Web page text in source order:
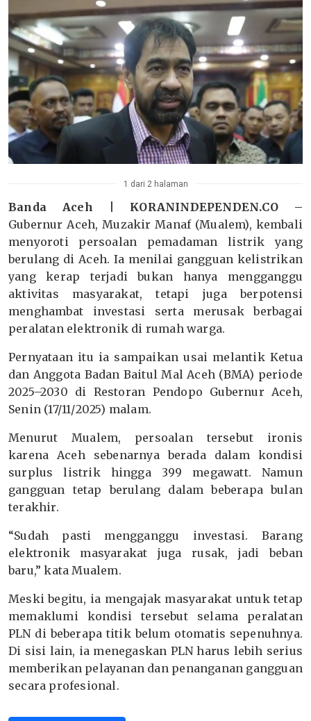
1 dari 2 halaman
Banda Aceh | KORANINDEPENDEN.CO –
Gubernur Aceh, Muzakir Manaf (Mualem), kembali
menyoroti persoalan pemadaman listrik yang
berulang di Aceh. Ia menilai gangguan kelistrikan
yang kerap terjadi bukan hanya mengganggu
aktivitas masyarakat, tetapi juga berpotensi
menghambat investasi serta merusak berbagai
peralatan elektronik di rumah warga.
Pernyataan itu ia sampaikan usai melantik Ketua
dan Anggota Badan Baitul Mal Aceh (BMA) periode
2025–2030 di Restoran Pendopo Gubernur Aceh,
Senin (17/11/2025) malam.
Menurut Mualem, persoalan tersebut ironis
karena Aceh sebenarnya berada dalam kondisi
surplus listrik hingga 399 megawatt. Namun
gangguan tetap berulang dalam beberapa bulan
terakhir.
“Sudah pasti mengganggu investasi. Barang
elektronik masyarakat juga rusak, jadi beban
baru,” kata Mualem.
Meski begitu, ia mengajak masyarakat untuk tetap
memaklumi kondisi tersebut selama peralatan
PLN di beberapa titik belum otomatis sepenuhnya.
Di sisi lain, ia menegaskan PLN harus lebih serius
memberikan pelayanan dan penanganan gangguan
secara profesional.